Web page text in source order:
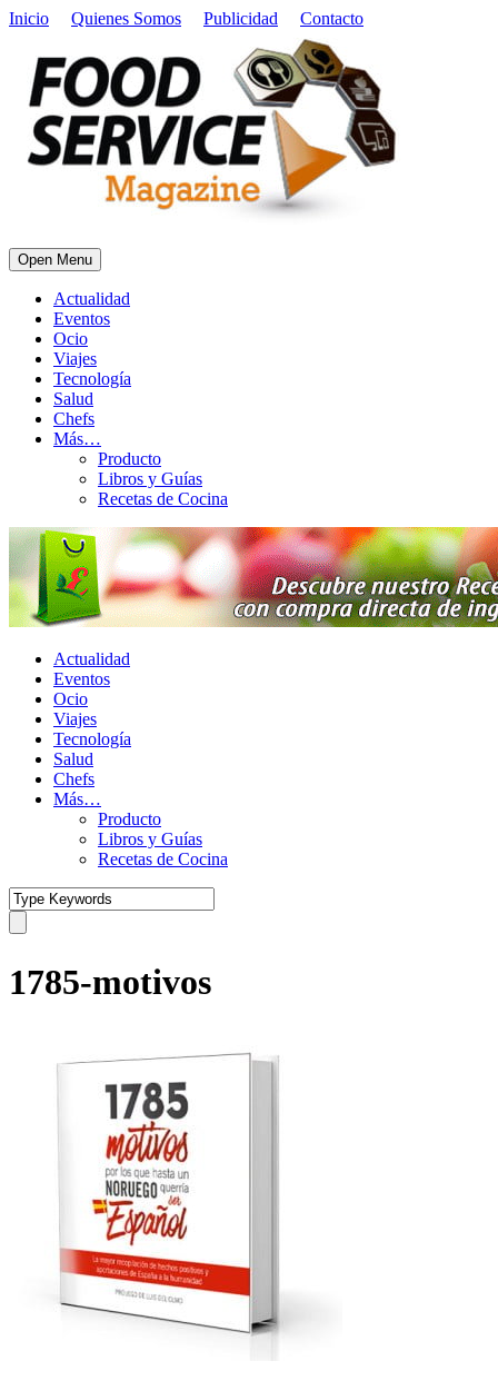
Inicio Quienes Somos Publicidad Contacto
Open Menu
Actualidad
Eventos
Ocio
Viajes
Tecnología
Salud
Chefs
Más…
Producto
Libros y Guías
Recetas de Cocina
Actualidad
Eventos
Ocio
Viajes
Tecnología
Salud
Chefs
Más…
Producto
Libros y Guías
Recetas de Cocina
1785-motivos